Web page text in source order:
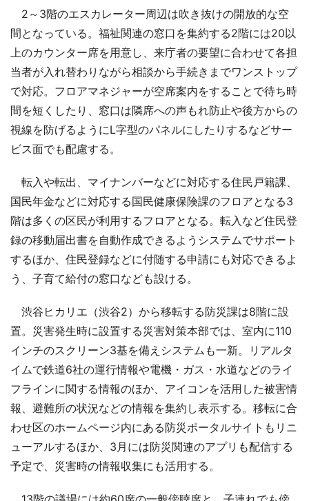
2～3階のエスカレーター周辺は吹き抜けの開放的な空
間となっている。福祉関連の窓口を集約する2階には20以
上のカウンター席を用意し、来庁者の要望に合わせて各担
当者が入れ替わりながら相談から手続きまでワンストップ
で対応。フロアマネジャーが空席案内をすることで待ち時
間を短くしたり、窓口は隣席への声もれ防止や後方からの
視線を防げるようにL字型のパネルにしたりするなどサー
ビス面でも配慮する。
転入や転出、マイナンバーなどに対応する住民戸籍課、
国民年金などに対応する国民健康保険課のフロアとなる3
階は多くの区民が利用するフロアとなる。転入など住民登
録の移動届出書を自動作成できるようシステムでサポート
するほか、住民登録などに付随する申請にも対応できるよ
う、子育て給付の窓口なども設ける。
渋谷ヒカリエ（渋谷2）から移転する防災課は8階に設
置。災害発生時に設置する災害対策本部では、室内に110
インチのスクリーン3基を備えシステムも一新。リアルタ
イムで鉄道6社の運行情報や電機・ガス・水道などのライ
フラインに関する情報のほか、アイコンを活用した被害情
報、避難所の状況などの情報を集約し表示する。移転に合
わせ区のホームページ内にある防災ポータルサイトもリニ
ューアルするほか、3月には防災関連のアプリも配信する
予定で、災害時の情報収集にも活用する。